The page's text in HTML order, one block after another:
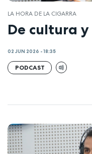
LA HORA DE LA CIGARRA
De cultura
02 JUN 2026 - 18:35
PODCAST